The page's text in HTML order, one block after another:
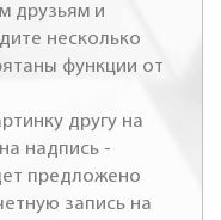
друзьям и
несколько
функции от
другу на
надпись -
предложено
запись на